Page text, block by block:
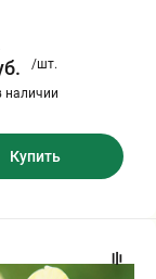
/шт.
наличии
Купить